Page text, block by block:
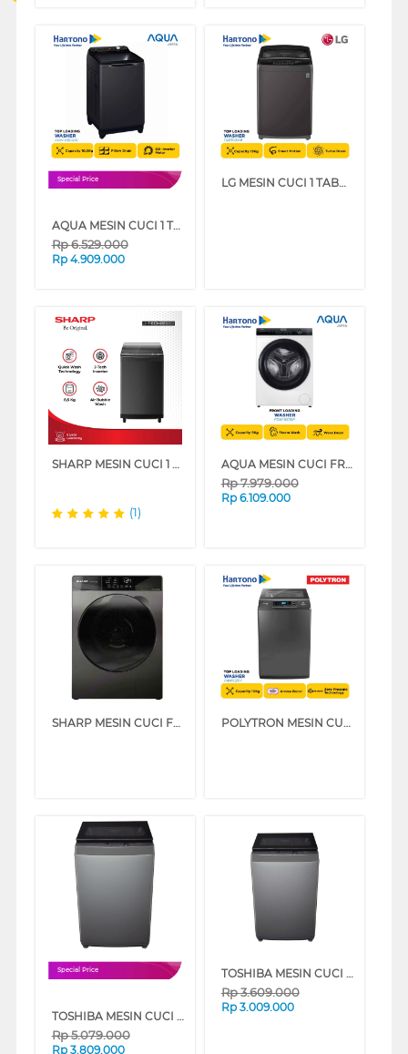
Special Price
AQUA MESIN CUCI 1 TABUNG TOP LOAD WASHER 10.5 KG AQW-1060DR
Rp6.529.000
Rp 4.909.000
LG MESIN CUCI 1 TABUNG TOP LOAD WASHER 13 KG T2313VSAB
SHARP MESIN CUCI 1 TABUNG TOP LOAD WASHER 8.5 KG MEGAMOUTH INVERTER ESM8500XTSA
(1)
AQUA MESIN CUCI FRONT LOADING WASHER 9 KG FQW-950BF
Rp7.979.000
Rp 6.109.000
SHARP MESIN CUCI FRONT LOADING WASHER 12.5 KG ESFL1212SX POLYTRON MESIN CUCI 1 TABUNG TOP LOAD WASHER 10 KG PAW1028Y
Special Price
TOSHIBA MESIN CUCI 1 TABUNG TOP LOAD WASHER 10.5 KG AW-DUK1150HN(SG)
Rp5.079.000
Rp 3.809.000
TOSHIBA MESIN CUCI 1 TABUNG TOP LOAD WASHER 8 KG AW-M900DN(SG)
Rp3.609.000
Rp 3.009.000